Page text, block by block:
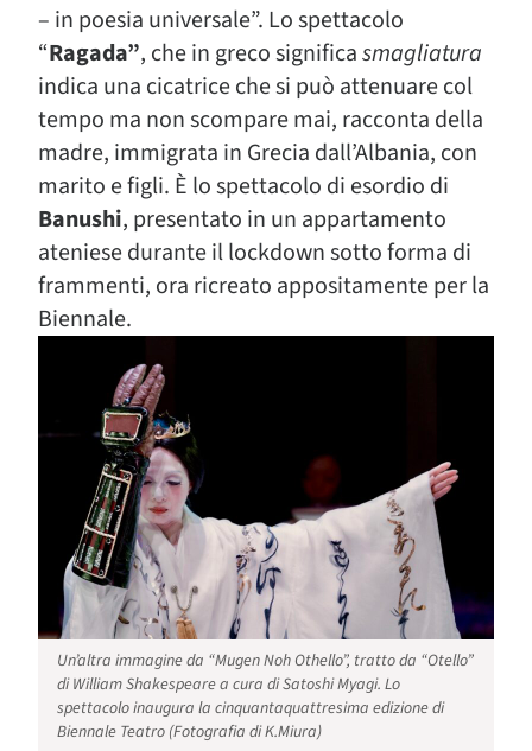
– in poesia universale”. Lo spettacolo
“Ragada”, che in greco significasmagliatura
indica una cicatrice che si può attenuare col
tempo ma non scompare mai, racconta della
madre, immigrata in Grecia dall’Albania, con
marito e figli. È lo spettacolo di esordio di
Banushi, presentato in un appartamento
ateniese durante il lockdown sotto forma di
frammenti, ora ricreato appositamente per la
Biennale.
Un’altra immagine da “Mugen Noh Othello”, tratto da “Otello”
di William Shakespeare a cura di Satoshi Myagi. Lo
spettacolo inaugura la cinquantaquattresima edizione di
Biennale Teatro (Fotografia di K.Miura)